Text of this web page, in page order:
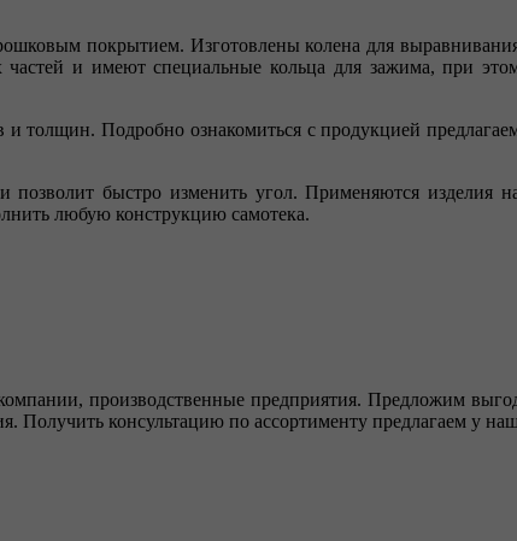
покрытием. Изготовлены колена для
и имеют специальные кольца для зажима, при
толщин. Подробно ознакомиться с продукцией
позволит быстро изменить угол. Применяются изделия
любую конструкцию самотека.
производственные предприятия. Предложим
Получить консультацию по ассортименту предлагаем у